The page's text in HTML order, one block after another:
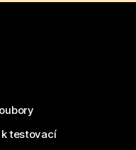
testovací